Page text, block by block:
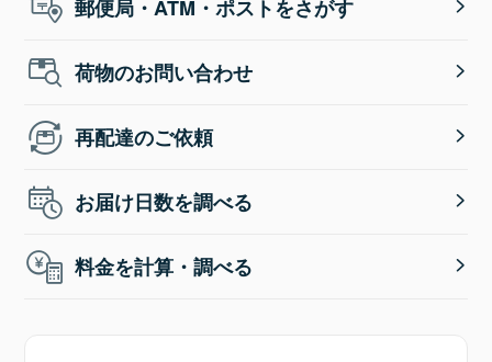
郵便局・ATM・ポストをさがす
荷物のお問い合わせ
再配達のご依頼
お届け日数を調べる
料金を計算・調べる